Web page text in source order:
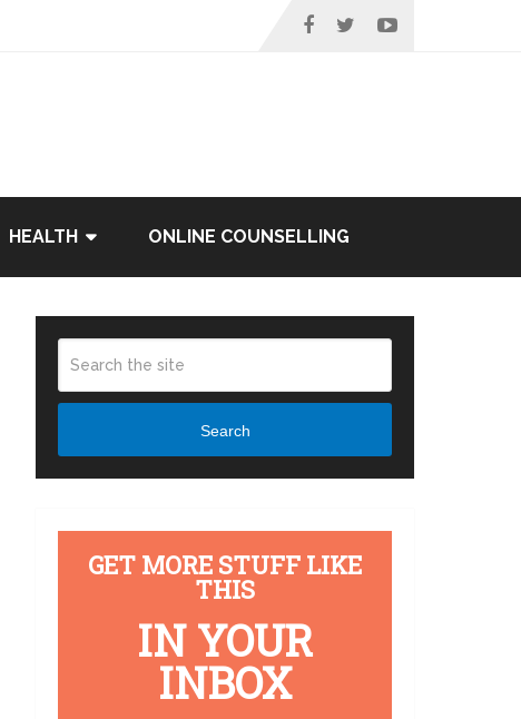
HEALTH ONLINE COUNSELLING
Search
GET MORE STUFF LIKE
THIS
IN YOUR
INBOX